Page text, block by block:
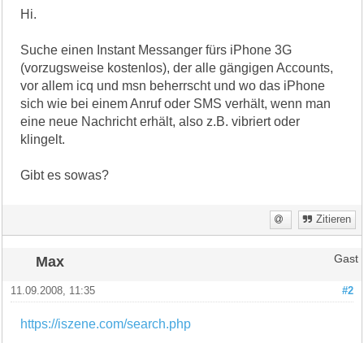
Hi.
Suche einen Instant Messanger fürs iPhone 3G
(vorzugsweise kostenlos), der alle gängigen Accounts,
vor allem icq und msn beherrscht und wo das iPhone
sich wie bei einem Anruf oder SMS verhält, wenn man
eine neue Nachricht erhält, also z.B. vibriert oder
klingelt.
Gibt es sowas?
Zitieren
Max Gast
#2
11.09.2008, 11:35
https://iszene.com/search.php